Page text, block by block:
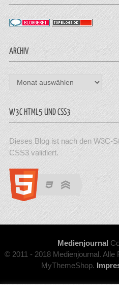
ARCHIV
Archiv
W3C HTML5 UND CSS3
Dieses Blog ist nach den W3C-
CSS3 validiert.
Medienjournal
© 2011 - 2018 Medienjournal.
MyThemeShop.